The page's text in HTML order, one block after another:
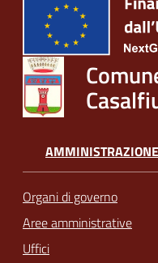
AMMINISTRAZIONE
Organi di governo
Aree amministrative
Uffici